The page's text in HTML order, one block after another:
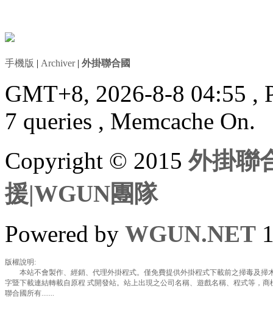
手機版 | Archiver| 外掛聯合國
GMT+8, 2026-8-8 04:55 ,
7 queries , Memcache On.
Copyright © 2015外掛聯
援|WGUN團隊
Powered by WGUN.NET
版權說明:
本站不會製作、經銷、代理外掛程式。僅免費提供外掛程式下載前之掃毒及掃
字暨下載連結轉載自原程 式開發站。站上出現之公司名稱、遊戲名稱、程式等，
聯合國所有.......